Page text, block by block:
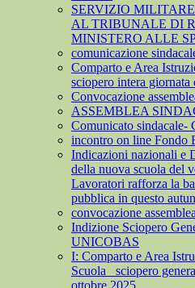
SERVIZIO
AL TRIBUNALE DI
MINISTERO ALLE
comunicazione
Comparto e Area
sciopero intera giornata
Convocazione
ASSEMBLEA
Comunicato sindacale-
incontro on line Fondo
Indicazioni nazionali e
della nuova scuola del
Lavoratori rafforza la
pubblica in questo
convocazione
Indizione Sciopero
UNICOBAS
I: Comparto e Area
Scuola_ sciopero